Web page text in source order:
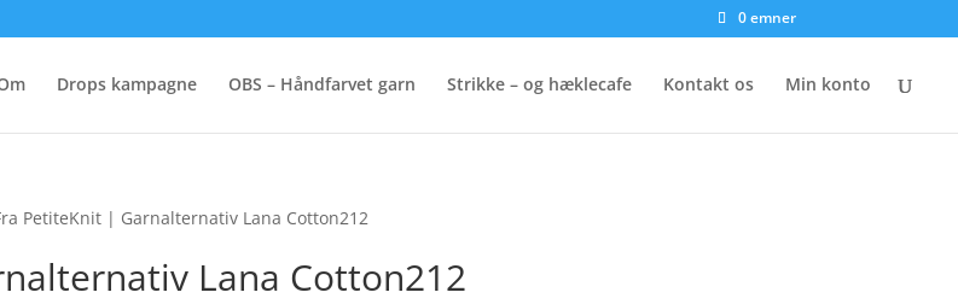
0 emner
Drops kampagne OBS – Håndfarvet garn Strikke – og hæklecafe Kontakt os Min konto
PetiteKnit | Garnalternativ Lana Cotton212
Lana Cotton212